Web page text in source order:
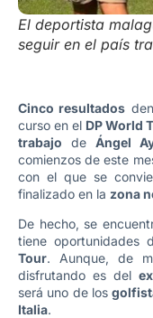
El deportista
seguir en el país
Cinco resultados
curso en el DP World
trabajo de Ángel
comienzos de este
con el que se
finalizado en la zona
De hecho, se
tiene oportunidades
Tour. Aunque, de
disfrutando es del
será uno de los
Italia.